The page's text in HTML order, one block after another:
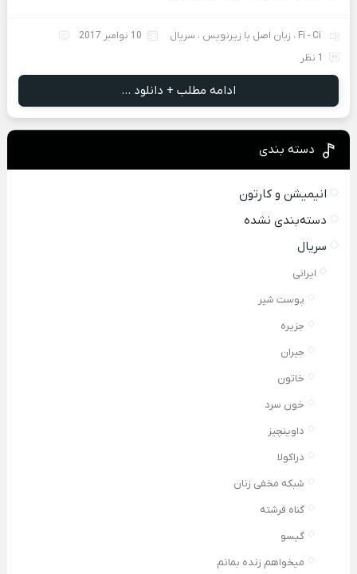
Fi - Ci ، زبان اصل با زیرنویس ، سریال
10 نوامبر 2017
1 نظر
ادامه مطلب + دانلود ...
دسته بندی
انیمیشن و کارتون
دسته‌بندی نشده
سریال
ایرانی
پوست شیر
جزیره
جیران
خاتون
خون سرد
داوینچیز
دراکولا
شبکه مخفی زنان
گناه فرشته
گیسو
میخواهم زنده بمانم